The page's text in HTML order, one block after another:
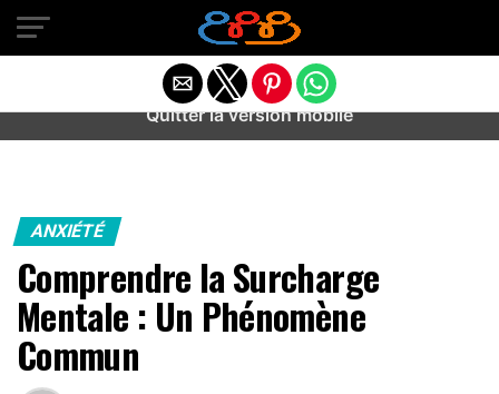
Warning
: preg_match(): Unknown modifier '/' in
/home/u589487443/domains/aideanxietestress.fr/
content/plugins/idev-post-views/includes/class-bots.php
ANXIÉTÉ
Comprendre la Surcharge
Mentale : Un Phénomène
Commun
Quitter la version mobile